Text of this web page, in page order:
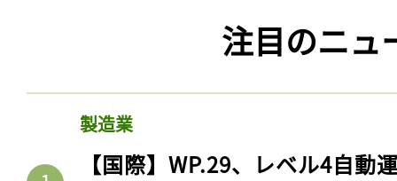
注目のニュ
製造業
【国際】WP.29、レベル4自動